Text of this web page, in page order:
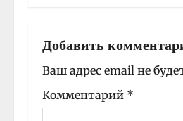
г
а
ц
Добавить
Ваш адрес email не
Комментарий *